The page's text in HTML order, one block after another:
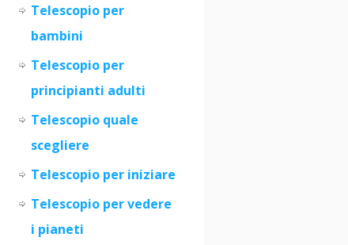
Telescopio per
bambini
Telescopio per
principianti adulti
Telescopio quale
scegliere
Telescopio per iniziare
Telescopio per vedere
i pianeti